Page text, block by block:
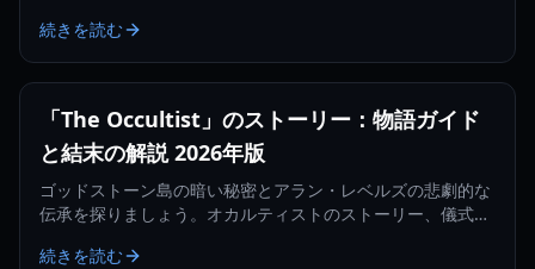
索方法を解説します。
続きを読む
「The Occultist」のストーリー：物語ガイド
と結末の解説 2026年版
ゴッドストーン島の暗い秘密とアラン・レベルズの悲劇的な
伝承を探りましょう。オカルティストのストーリー、儀式、
続きを読む